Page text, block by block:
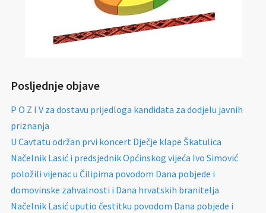
Posljednje objave
P O Z I V za dostavu prijedloga kandidata za dodjelu javnih
priznanja
U Cavtatu održan prvi koncert Dječje klape Škatulica
Načelnik Lasić i predsjednik Općinskog vijeća Ivo Simović
položili vijenac u Čilipima povodom Dana pobjede i
domovinske zahvalnosti i Dana hrvatskih branitelja
Načelnik Lasić uputio čestitku povodom Dana pobjede i